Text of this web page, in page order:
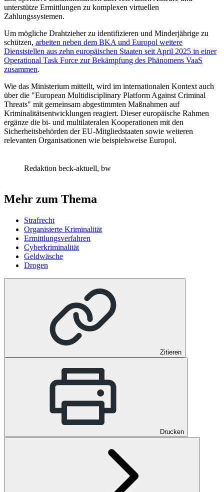
unterstütze Ermittlungen zu komplexen virtuellen
Zahlungssystemen.
Um mögliche Drahtzieher zu identifizieren und Minderjährige zu
schützen, arbeiten neben dem BKA und Europol weitere
Dienststellen aus zehn europäischen Staaten seit April 2025 in einer
Operational Task Force zur Bekämpfung des Phänomens VaaS
zusammen.
Wie das Ministerium mitteilt, wird im internationalen Kontext auch
über die "European Multidisciplinary Platform Against Criminal
Threats" mit gemeinsam abgestimmten Maßnahmen auf
Kriminalitätsentwicklungen reagiert. Dieser europäische Rahmen
ergänze die bi- und multilateralen Kooperationen mit den
Sicherheitsbehörden der EU-Mitgliedstaaten sowie weiteren
relevanten Organisationen wie beispielsweise Europol.
Redaktion beck-aktuell, bw
Mehr zum Thema
Strafrecht
Organisierte Kriminalität
Ermittlungsverfahren
Cyberkriminalität
Geldwäsche
Drogen
Zitieren
Drucken